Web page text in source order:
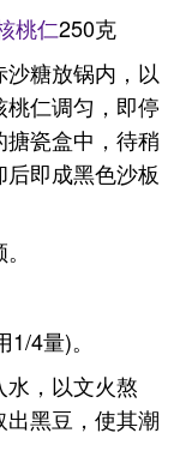
桃仁250克
糖放锅内，以
仁调匀，即停
瓷盒中，待稍
即成黑色沙板
4量)。
，以文火熬
黑豆，使其潮